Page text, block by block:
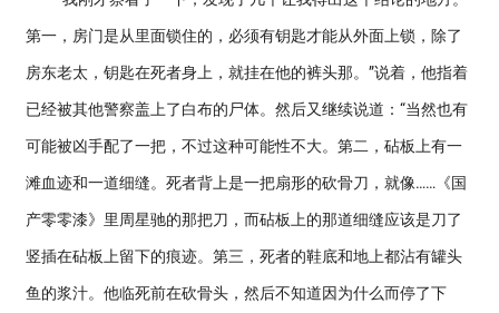
第一，房门是从里面锁住的，必须有钥匙才能从外面上锁，除了
房东老太，钥匙在死者身上，就挂在他的裤头那。”说着，他指着
已经被其他警察盖上了白布的尸体。然后又继续说道：“当然也有
可能被凶手配了一把，不过这种可能性不大。第二，砧板上有一
滩血迹和一道细缝。死者背上是一把扇形的砍骨刀，就像……《国
产零零漆》里周星驰的那把刀，而砧板上的那道细缝应该是刀了
竖插在砧板上留下的痕迹。第三，死者的鞋底和地上都沾有罐头
鱼的浆汁。他临死前在砍骨头，然后不知道因为什么而停了下